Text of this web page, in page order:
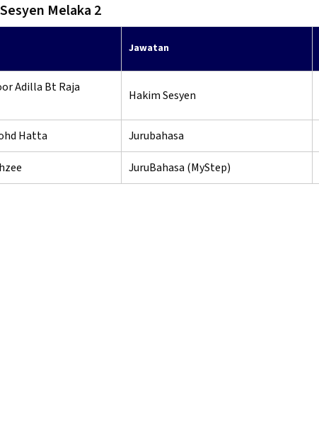
Melaka 2
Jawatan
Adilla Bt Raja
Hakim Sesyen
Hatta Jurubahasa
JuruBahasa (MyStep)